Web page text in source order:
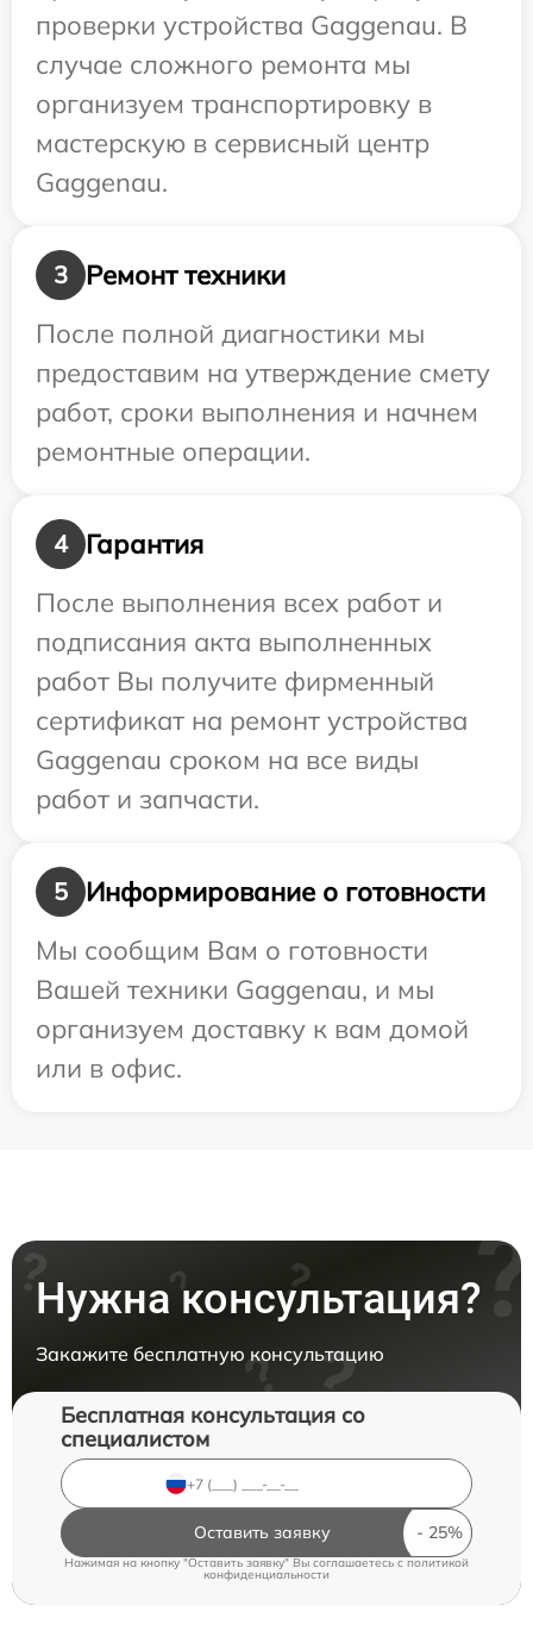
проверки устройства Gaggenau. В
случае сложного ремонта мы
организуем транспортировку в
мастерскую в сервисный центр
Gaggenau.
3
Ремонт техники
После полной диагностики мы
предоставим на утверждение смету
работ, сроки выполнения и начнем
ремонтные операции.
4
Гарантия
После выполнения всех работ и
подписания акта выполненных
работ Вы получите фирменный
сертификат на ремонт устройства
Gaggenau сроком на все виды
работ и запчасти.
5
Информирование о готовности
Мы сообщим Вам о готовности
Вашей техники Gaggenau, и мы
организуем доставку к вам домой
или в офис.
Нужна консультация?
Закажите бесплатную консультацию
Бесплатная консультация со
специалистом
Оставить заявку
Нажимая на кнопку "Оставить заявку" Вы соглашаетесь cполитикой
конфиденциальности